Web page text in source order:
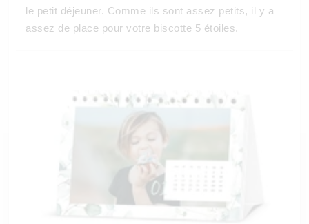
le petit déjeuner. Comme ils sont assez petits, il y a
assez de place pour votre biscotte 5 étoiles.